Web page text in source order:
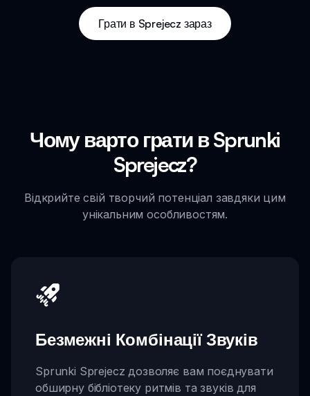
Грати в Sprejecz зараз
Чому варто грати в Sprunki
Sprejecz?
Відкрийте свій творчий потенціал завдяки цим
унікальним особливостям.
Безмежні Комбінації Звуків
Sprunki Sprejecz дозволяє вам поєднувати
обширну бібліотеку ритмів та звуків для